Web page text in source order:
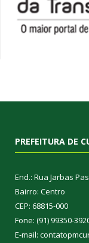
PREFEITURA DE
End.: Rua Jarbas
Bairro: Centro
CEP: 68815-000
Fone: (91) 99350-
E-mail: